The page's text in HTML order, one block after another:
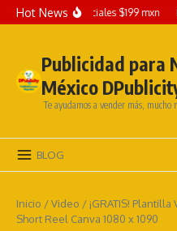
Hot News
para Redes Sociales $199 mxn
Publicidad para
México
Te ayudamos a vender más, mucho
BLOG
Inicio /Video / ¡GRATIS!
Short Reel Canva 1080 x 1090